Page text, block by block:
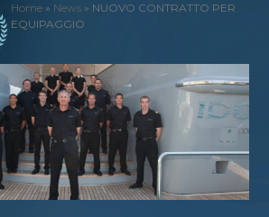
Open
menu
Close
menu
Home» News» NUOVO CONTRATTO PER
EQUIPAGGIO